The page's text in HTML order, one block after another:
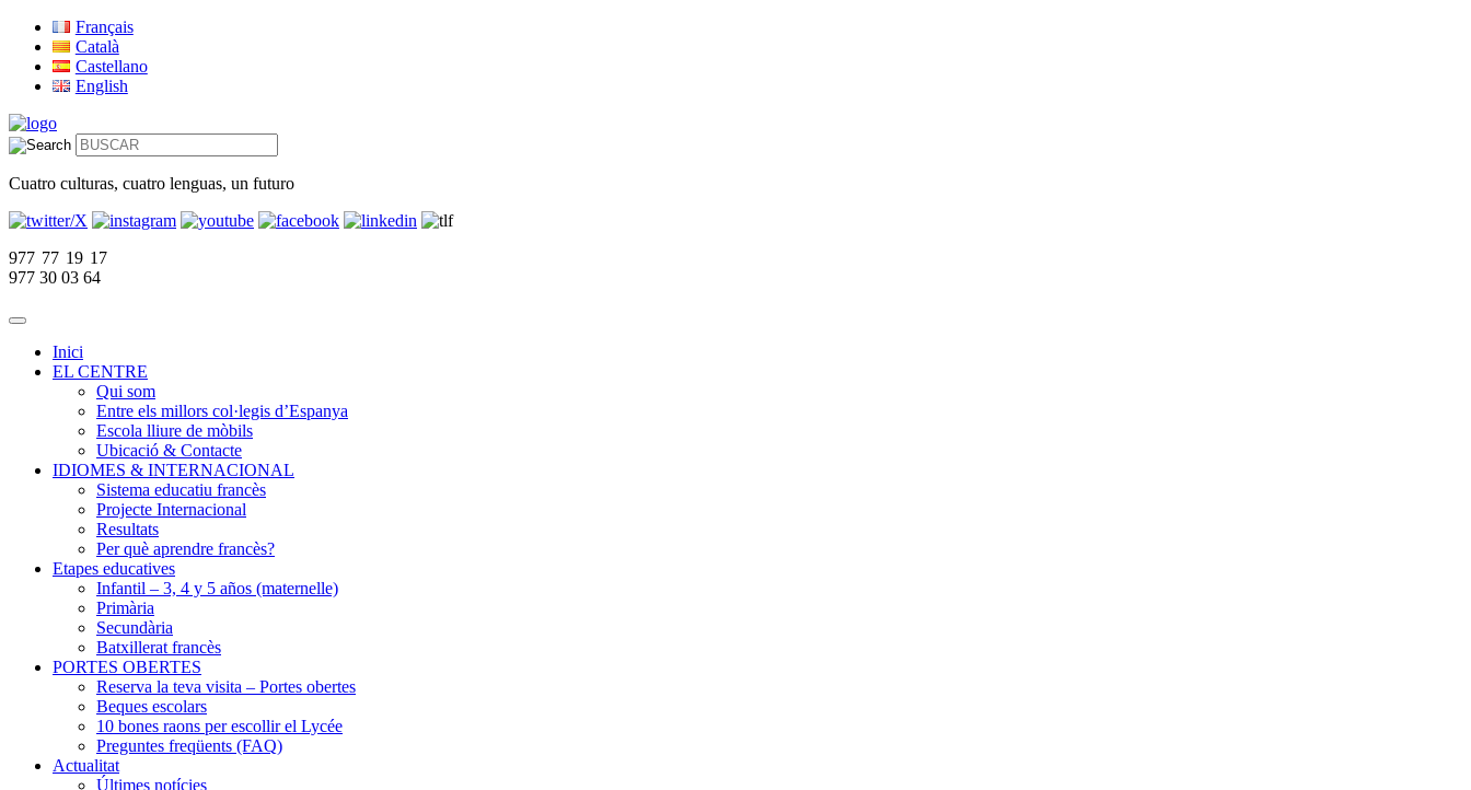
Français
Català
Castellano
English
Cuatro culturas, cuatro lenguas, un futuro
977 77 19 17
977 30 03 64
Inici
EL CENTRE
Qui som
Entre els millors col·legis d’Espanya
Escola lliure de mòbils
Ubicació & Contacte
IDIOMES & INTERNACIONAL
Sistema educatiu francès
Projecte Internacional
Resultats
Per què aprendre francès?
Etapes educatives
Infantil – 3, 4 y 5 años (maternelle)
Primària
Secundària
Batxillerat francès
PORTES OBERTES
Reserva la teva visita – Portes obertes
Beques escolars
10 bones raons per escollir el Lycée
Preguntes freqüents (FAQ)
Actualitat
Últimes notícies